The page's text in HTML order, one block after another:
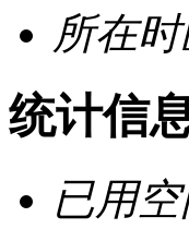
所在
统计信
已用